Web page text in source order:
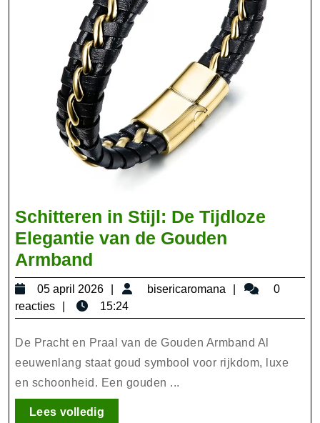
Schitteren in Stijl: De Tijdloze
Elegantie van de Gouden
Armband
in
Stijl:
De
Tijdloze
Elegantie
van
de
05 april 2026
05
april
2026
bisericaromana bisericaromana
0
reacties
15:24
De Pracht en Praal van de Gouden Armband Al
eeuwenlang staat goud symbool voor rijkdom, luxe
en schoonheid. Een gouden ...
Lees volledigLees